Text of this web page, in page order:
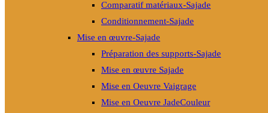
Comparatif matériaux-Sajade
Conditionnement-Sajade
Mise en œuvre-Sajade
Préparation des supports-Sajade
Mise en œuvre Sajade
Mise en Oeuvre Vaigrage
Mise en Oeuvre JadeCouleur